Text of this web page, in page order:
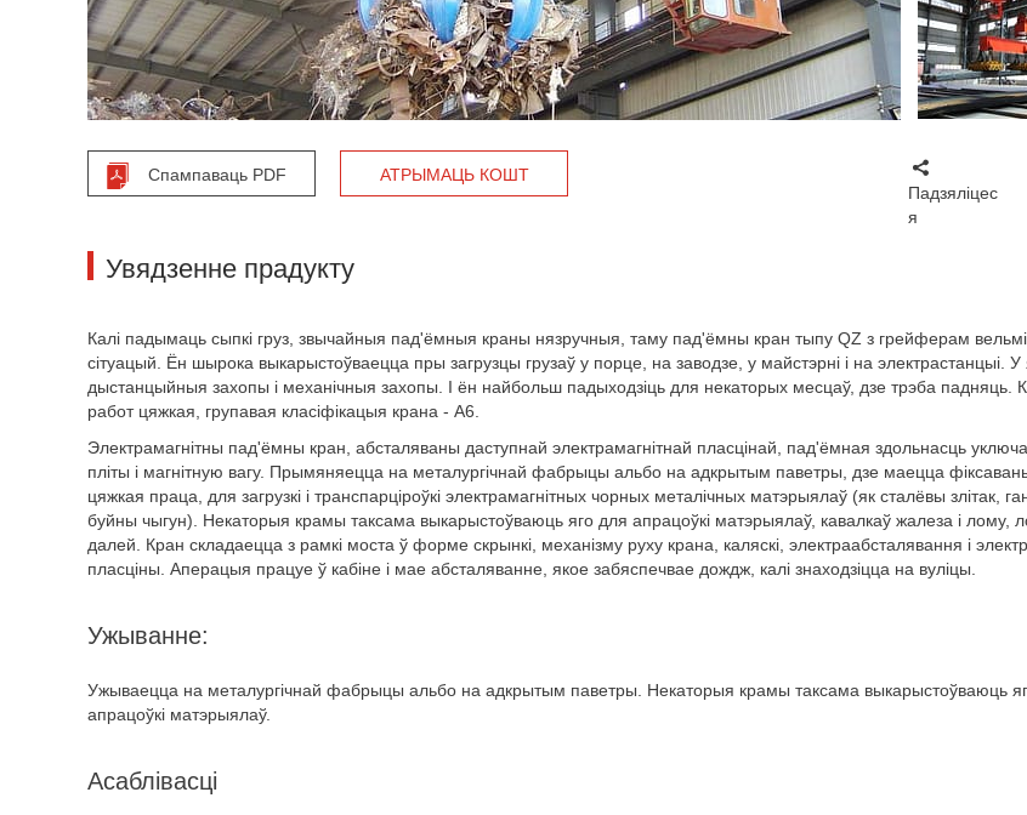
Спампаваць PDF
АТРЫМАЦЬ КОШТ
Падзяліцес
я
Увядзенне прадукту
Калі падымаць сыпкі груз, звычайныя пад'ёмныя краны нязручныя, таму пад'ёмны кран тыпу QZ з грейферам
сітуацый. Ён шырока выкарыстоўваецца пры загрузцы грузаў у порце, на заводзе, у майстэрні і на электрастанцыі. У
дыстанцыйныя захопы і механічныя захопы. І ён найбольш падыходзіць для некаторых месцаў, дзе трэба падняць.
работ цяжкая, групавая класіфікацыя крана - A6.
Электрамагнітны пад'ёмны кран, абсталяваны даступнай электрамагнітнай пласцінай, пад'ёмная здольнасць
пліты і магнітную вагу. Прымяняецца на металургічнай фабрыцы альбо на адкрытым паветры, дзе маецца
цяжкая праца, для загрузкі і транспарціроўкі электрамагнітных чорных металічных матэрыялаў (як сталёвы злітак,
буйны чыгун). Некаторыя крамы таксама выкарыстоўваюць яго для апрацоўкі матэрыялаў, кавалкаў жалеза і лому,
далей. Кран складаецца з рамкі моста ў форме скрынкі, механізму руху крана, каляскі, электраабсталявання і
пласціны. Аперацыя працуе ў кабіне і мае абсталяванне, якое забяспечвае дождж, калі знаходзіцца на вуліцы.
Ужыванне:
Ужываецца на металургічнай фабрыцы альбо на адкрытым паветры. Некаторыя крамы таксама выкарыстоўваюць
апрацоўкі матэрыялаў.
Асаблівасці